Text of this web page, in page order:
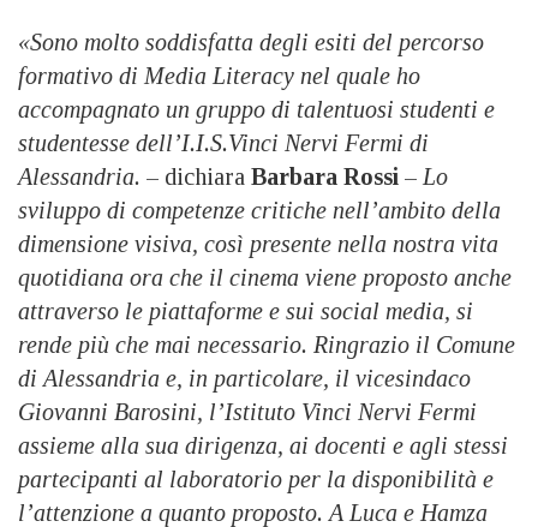
«Sono molto soddisfatta degli esiti del percorso
formativo di Media Literacy nel quale ho
accompagnato un gruppo di talentuosi studenti e
studentesse dell’I.I.S.Vinci Nervi Fermi di
Alessandria. – dichiara Barbara Rossi – Lo
sviluppo di competenze critiche nell’ambito della
dimensione visiva, così presente nella nostra vita
quotidiana ora che il cinema viene proposto anche
attraverso le piattaforme e sui social media, si
rende più che mai necessario. Ringrazio il Comune
di Alessandria e, in particolare, il vicesindaco
Giovanni Barosini, l’Istituto Vinci Nervi Fermi
assieme alla sua dirigenza, ai docenti e agli stessi
partecipanti al laboratorio per la disponibilità e
l’attenzione a quanto proposto. A Luca e Hamza